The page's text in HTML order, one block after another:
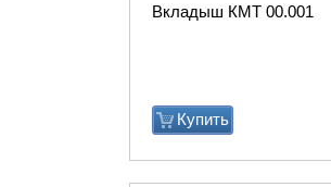
Вкладыш КМТ 00.001
Купить